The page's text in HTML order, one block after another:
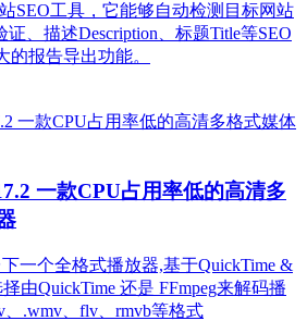
SEO工具，它能够自动检测目标网站
、描述Description、标题Title等SEO
的报告导出功能。
一款CPU占用率低的高清多
一个全格式播放器,基于QuickTime &
由QuickTime 还是 FFmpeg来解码播
、.wmv、flv、rmvb等格式